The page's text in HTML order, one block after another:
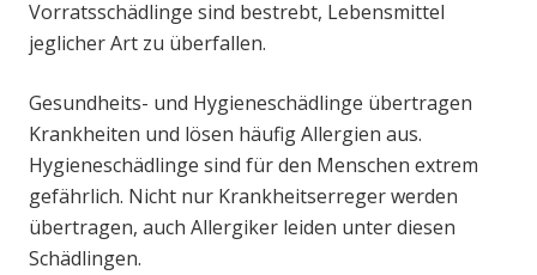
Vorratsschädlinge sind bestrebt, Lebensmittel
jeglicher Art zu überfallen.
Gesundheits- und Hygieneschädlinge übertragen
Krankheiten und lösen häufig Allergien aus.
Hygieneschädlinge sind für den Menschen extrem
gefährlich. Nicht nur Krankheitserreger werden
übertragen, auch Allergiker leiden unter diesen
Schädlingen.